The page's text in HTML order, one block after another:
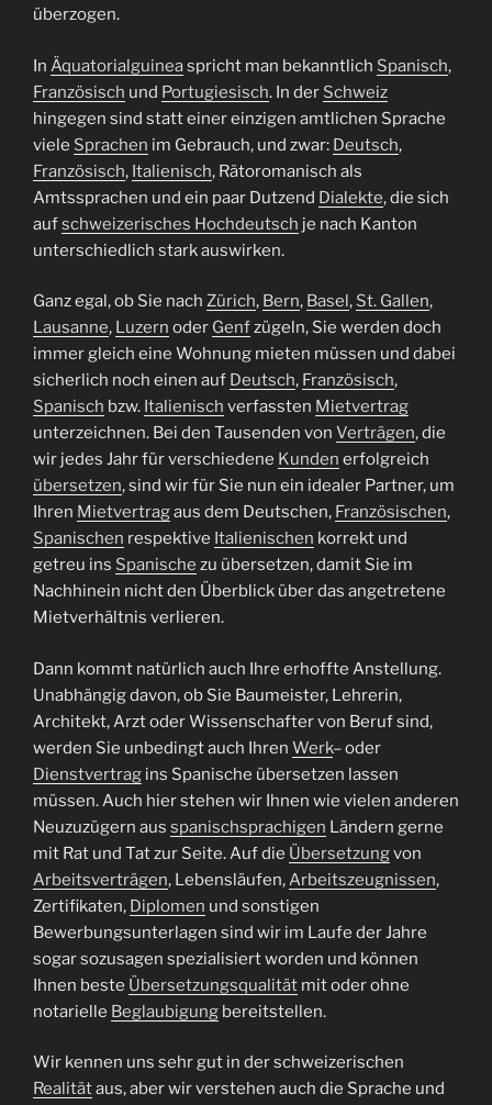
überzogen.
In Äquatorialguineaspricht man bekanntlich Spanisch,
Französisch und Portugiesisch. In der Schweiz
hingegen sind statt einer einzigen amtlichen Sprache
viele Sprachen im Gebrauch, und zwar: Deutsch,
Französisch, Italienisch, Rätoromanisch als
Amtssprachen und ein paar Dutzend Dialekte, die sich
aufschweizerisches Hochdeutsch je nach Kanton
unterschiedlich stark auswirken.
Ganz egal, ob Sie nach Zürich, Bern, Basel , St. Gallen,
Lausanne, Luzern oder Genfzügeln, Sie werden doch
immer gleich eine Wohnung mieten müssen und dabei
sicherlich noch einen auf Deutsch, Französisch,
Spanisch bzw. Italienisch verfassten Mietvertrag
unterzeichnen. Bei den Tausenden von Verträgen, die
wir jedes Jahr für verschiedene Kunden erfolgreich
übersetzen, sind wir für Sie nun ein idealer Partner, um
Ihren Mietvertragaus dem Deutschen, Französischen,
Spanischen respektive Italienischen korrekt und
getreu ins Spanische zu übersetzen, damit Sie im
Nachhinein nicht den Überblick über das angetretene
Mietverhältnis verlieren.
Dann kommt natürlich auch Ihre erhoffte Anstellung.
Unabhängig davon, ob Sie Baumeister, Lehrerin,
Architekt, Arzt oder Wissenschafter von Beruf sind,
werden Sie unbedingt auch Ihren Werk– oder
Dienstvertrag ins Spanische übersetzen lassen
müssen. Auch hier stehen wir Ihnen wie vielen anderen
Neuzuzügern aus spanischsprachigen Ländern gerne
mit Rat und Tat zur Seite. Auf die Übersetzungvon
Arbeitsverträgen, Lebensläufen,Arbeitszeugnissen,
Zertifikaten, Diplomen und sonstigen
Bewerbungsunterlagen sind wir im Laufe der Jahre
sogar sozusagen spezialisiert worden und können
Ihnen beste Übersetzungsqualität mit oder ohne
notarielle Beglaubigung bereitstellen.
Wir kennen uns sehr gut in der schweizerischen
Realitätaus, aber wir verstehen auch die Sprache und